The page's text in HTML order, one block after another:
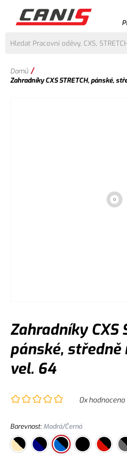
Domů /
Zahradníky CXS STRETCH, pánské,
Zahradníky CXS
pánské, středně
vel. 64
0x hodnoceno
Barevnost:Modrá/Černá